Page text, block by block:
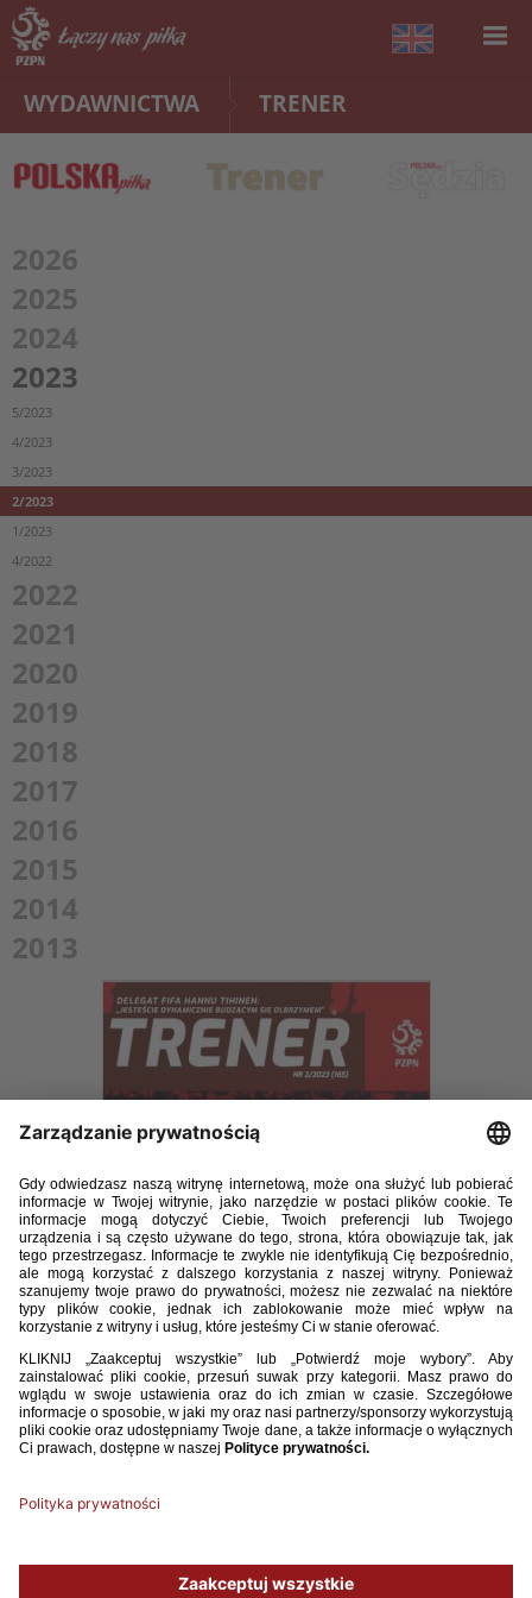
WYDAWNICTWA TRENER
2026
2025
2024
2023
5/2023
4/2023
3/2023
2/2023
1/2023
4/2022
2022
2021
2020
2019
2018
2017
2016
2015
2014
2013
TRENER_2_2023.pdf